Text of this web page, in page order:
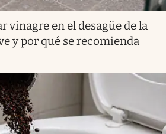
vinagre en el desagüe de la
y por qué se recomienda